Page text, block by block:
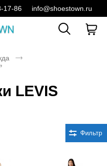
17-86 info@shoestown.ru
LEVIS
Фильтр